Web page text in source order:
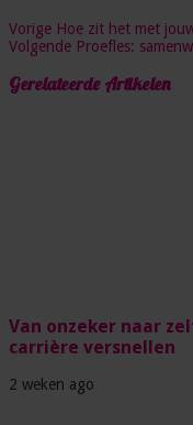
Vorige Hoe zit het met
Volgende Proefles:
Gerelateerde Artikelen
Van onzeker naar
carrière versnellen
2 weken ago